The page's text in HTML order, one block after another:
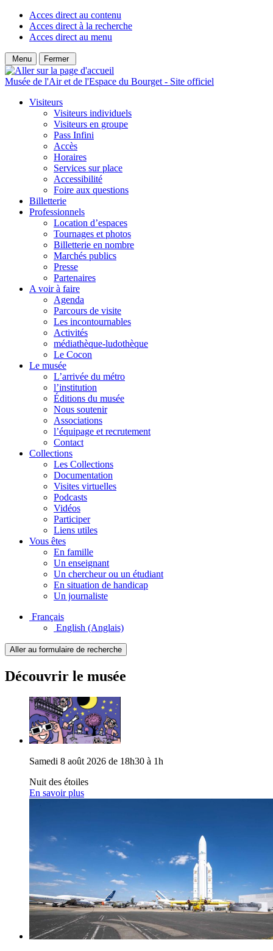
Acces direct au contenu
Acces direct à la recherche
Acces direct au menu
Menu Fermer
Musée de l'Air et de l'Espace du Bourget - Site officiel
Visiteurs
Visiteurs individuels
Visiteurs en groupe
Pass Infini
Accès
Horaires
Services sur place
Accessibilité
Foire aux questions
Billetterie
Professionnels
Location d’espaces
Tournages et photos
Billetterie en nombre
Marchés publics
Presse
Partenaires
A voir à faire
Agenda
Parcours de visite
Les incontournables
Activités
médiathèque-ludothèque
Le Cocon
Le musée
L’arrivée du métro
l’institution
Éditions du musée
Nous soutenir
Associations
l’équipage et recrutement
Contact
Collections
Les Collections
Documentation
Visites virtuelles
Podcasts
Vidéos
Participer
Liens utiles
Vous êtes
En famille
Un enseignant
Un chercheur ou un étudiant
En situation de handicap
Un journaliste
Français
English (Anglais)
Aller au formulaire de recherche
Découvrir le musée
Samedi 8 août 2026 de 18h30 à 1h
Nuit des étoiles
En savoir plus